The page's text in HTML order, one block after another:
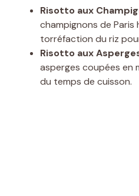
Risotto aux
champignons de Paris
torréfaction du riz
Risotto aux
asperges coupées en
du temps de cuisson.